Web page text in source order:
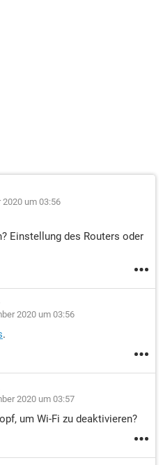
2020 um 03:56
Einstellung des Routers oder
2020 um 03:56
.
2020 um 03:57
um Wi-Fi zu deaktivieren?